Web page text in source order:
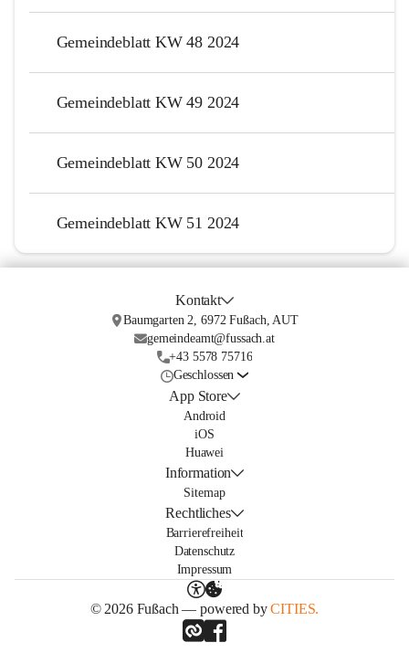
Gemeindeblatt KW 48 2024
Gemeindeblatt KW 49 2024
Gemeindeblatt KW 50 2024
Gemeindeblatt KW 51 2024
Kontakt
Baumgarten 2, 6972 Fußach, AUT
gemeindeamt@fussach.at
+43 5578 75716
Geschlossen
App Store
Android
iOS
Huawei
Information
Sitemap
Rechtliches
Barrierefreiheit
Datenschutz
Impressum
© 2026 Fußach — powered byCITIES.